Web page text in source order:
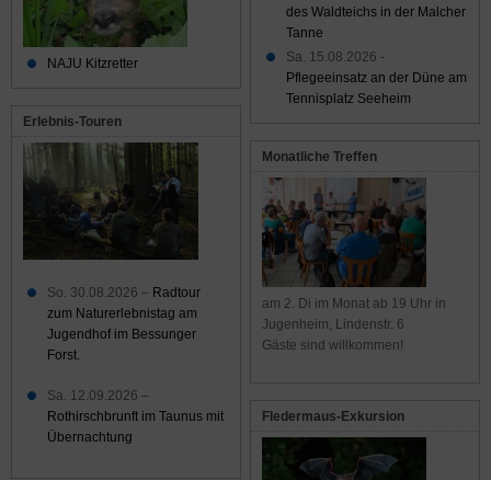
des Waldteichs in der Malcher
Tanne
Sa. 15.08.2026 -
Pflegeeinsatz an der Düne am
Tennisplatz Seeheim
Monatliche Treffen
am 2. Di im Monat ab 19 Uhr in
Jugenheim, Lindenstr. 6
Gäste sind willkommen!
Fledermaus-Exkursion
NAJU Kitzretter
Erlebnis-Touren
So. 30.08.2026 – Radtour
zum Naturerlebnistag am
Jugendhof im Bessunger
Forst.
Sa. 12.09.2026 –
Rothirschbrunft im Taunus mit
Übernachtung